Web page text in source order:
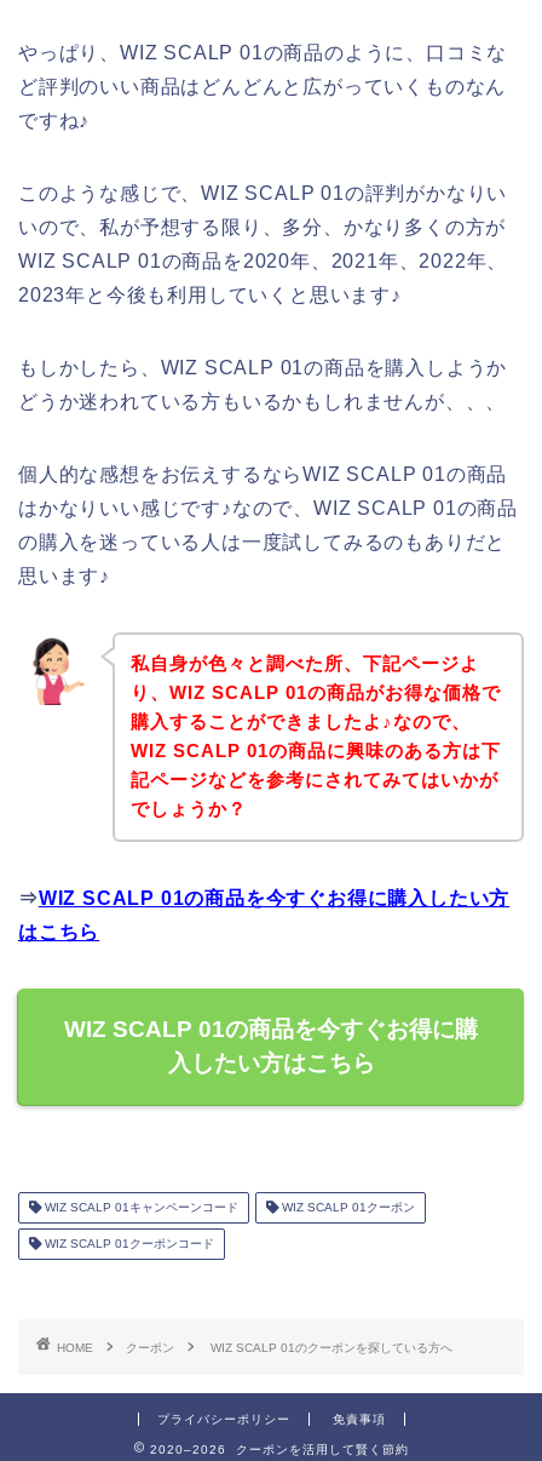
やっぱり、WIZ SCALP 01の商品のように、口コミな
ど評判のいい商品はどんどんと広がっていくものなん
ですね♪
このような感じで、WIZ SCALP 01の評判がかなりい
いので、私が予想する限り、多分、かなり多くの方が
WIZ SCALP 01の商品を2020年、2021年、2022年、
2023年と今後も利用していくと思います♪
もしかしたら、WIZ SCALP 01の商品を購入しようか
どうか迷われている方もいるかもしれませんが、、、
個人的な感想をお伝えするならWIZ SCALP 01の商品
はかなりいい感じです♪なので、WIZ SCALP 01の商品
の購入を迷っている人は一度試してみるのもありだと
思います♪
私自身が色々と調べた所、下記ページよ
り、WIZ SCALP 01の商品がお得な価格で
購入することができましたよ♪なので、
WIZ SCALP 01の商品に興味のある方は下
記ページなどを参考にされてみてはいかが
でしょうか？
⇒WIZ SCALP 01の商品を今すぐお得に購入したい方
はこちら
WIZ SCALP 01の商品を今すぐお得に購
入したい方はこちら
WIZ SCALP 01キャンペーンコード WIZ SCALP 01クーポン
WIZ SCALP 01クーポンコード
HOME クーポン WIZ SCALP 01のクーポンを探している方へ
プライバシーポリシー 免責事項
2020–2026 クーポンを活用して賢く節約